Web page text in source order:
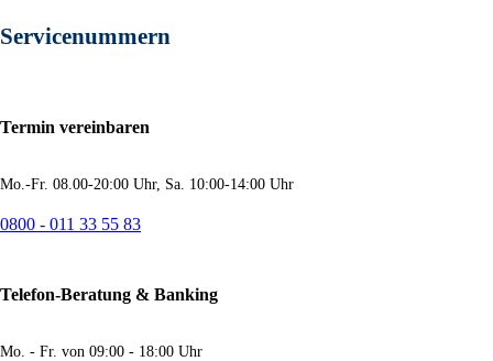
Servicenummern
Termin vereinbaren
Mo.-Fr. 08.00-20:00 Uhr, Sa. 10:00-14:00 Uhr
0800 - 011 33 55 83
Telefon-Beratung & Banking
Mo. - Fr. von 09:00 - 18:00 Uhr